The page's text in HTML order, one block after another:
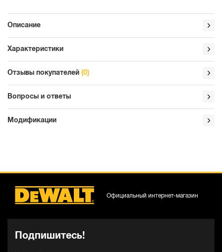
Описание
Характеристики
Отзывы покупателей (0)
Вопросы и ответы
Модификации
Аккумуляторный болторез DEWALT
ЗУ, в кейсе TSTAK (DCS350NT-XJ)
Аккумуляторный болторез DEWALT
Подпишитесь!
Официальный интернет-магазин